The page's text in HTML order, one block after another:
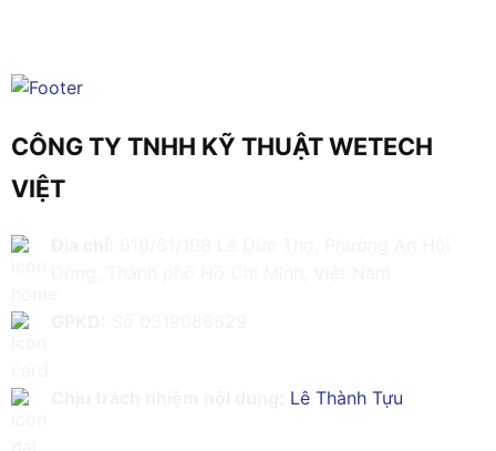
CÔNG TY TNHH KỸ THUẬT WETECH
VIỆT
Lê Thành Tựu